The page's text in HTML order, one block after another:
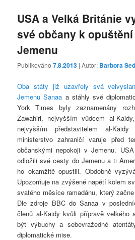
USA a Velká Británie
své občany k opuštění
Jemenu
Publikováno7.8.2013 | Autor: Barbora
Oba státy již uzavřely svá
Jemenu Sanaa a stáhly své
York Times byly zaznamenány
Zawahiri, nejvyšším vůdcem al-
nejvyšším představitelem al-
ministerstvo zahraničí varuje před
občanskými nepokoji v Jemenu.
odložili své cesty do Jemenu a ti
ho okamžitě opustili. Obdobně
Upozorňuje na zvýšené napětí kolem
svatého měsíce ramadánu, který
Dle zdroje BBC do Sanaa v
členů al-Kaidy kvůli přípravě
být výbuchy a sebevražedné
diplomatické mise.